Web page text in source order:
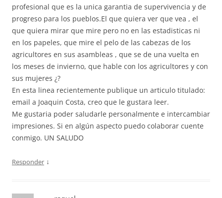
profesional que es la unica garantia de supervivencia y de
progreso para los pueblos.El que quiera ver que vea , el
que quiera mirar que mire pero no en las estadisticas ni
en los papeles, que mire el pelo de las cabezas de los
agricultores en sus asambleas , que se de una vuelta en
los meses de invierno, que hable con los agricultores y con
sus mujeres ¿?
En esta linea recientemente publique un articulo titulado:
email a Joaquin Costa, creo que le gustara leer.
Me gustaria poder saludarle personalmente e intercambiar
impresiones. Si en algún aspecto puedo colaborar cuente
conmigo. UN SALUDO
Responder ↓